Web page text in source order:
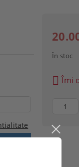
În stoc
Îmi